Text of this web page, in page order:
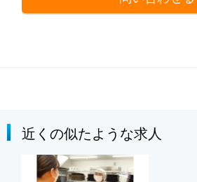
近くの似たような求人